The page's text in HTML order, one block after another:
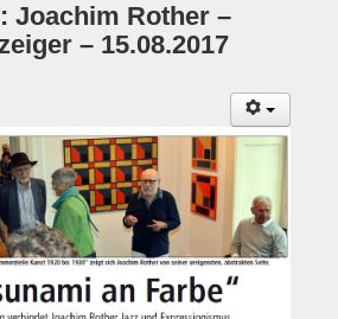
der
Joachim Rother –
– 15.08.2017